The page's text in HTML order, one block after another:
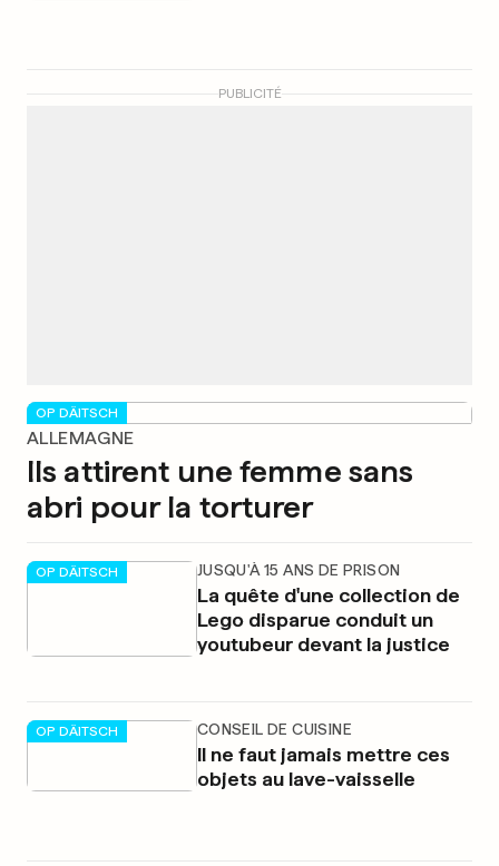
PUBLICITÉ
OP DÄITSCH
ALLEMAGNE
Ils attirent une femme sans
abri pour la torturer
OP DÄITSCH JUSQU'À 15 ANS DE PRISON
La quête d'une collection de
Lego disparue conduit un
youtubeur devant la justice
OP DÄITSCH CONSEIL DE CUISINE
Il ne faut jamais mettre ces
objets au lave-vaisselle